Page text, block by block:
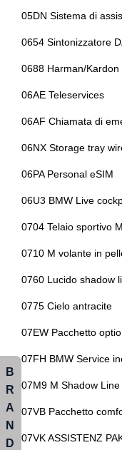
Specchietti retrovisori
Spoiler
Strumentazione
Tappetini
Trazione integrale
Usb
Volante
Volante in pelle
Kit emergenza
Kit riparazione
Limitatore di velocità
05DN Sistema di
0654 Sintonizzatore
0688 Harman/
06AE Teleservices
06AF Chiamata di
06NX Storage tray
06PA Personal eSIM
06U3 BMW Live
0704 Telaio sportivo M
0710 M volante in
0760 Lucido shadow
0775 Cielo antracite
07EW Pacchetto
07FH BMW Service
07M9 M Shadow
07VB Pacchetto
07VK ASSISTENZ
B
R
A
N
D